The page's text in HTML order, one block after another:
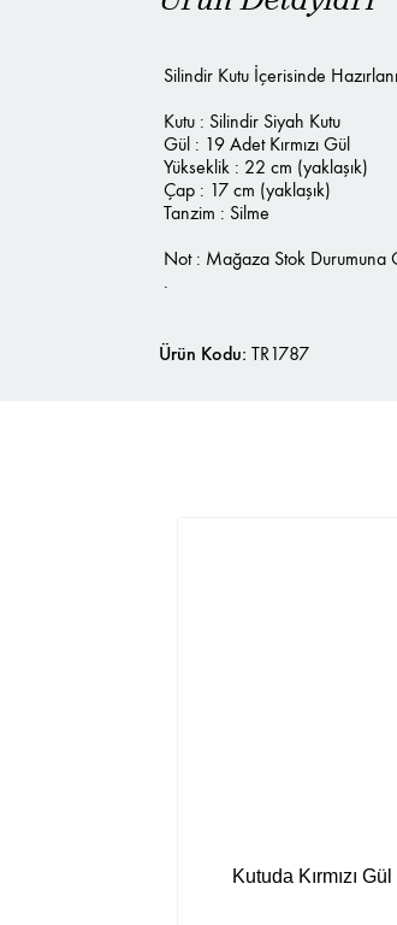
Silindir Kutu İçerisinde
Kutu : Silindir Siyah Kutu
Gül : 19 Adet Kırmızı Gül
Yükseklik : 22 cm (yaklaşık)
Çap : 17 cm (yaklaşık)
Tanzim : Silme
Not : Mağaza Stok Durumuna
.
Ürün Kodu: TR1787
Kutuda Kırmızı Gül